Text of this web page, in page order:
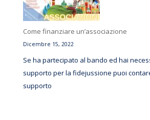
Come finanziare un’associazione
Dicembre 15, 2022
Se ha partecipato al bando ed hai
supporto per la fidejussione puoi
supporto